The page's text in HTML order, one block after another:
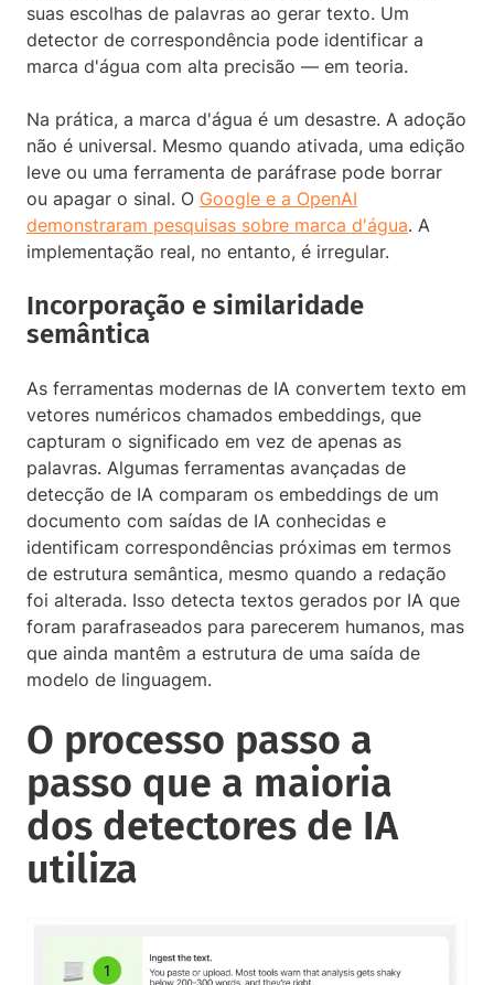
suas escolhas de palavras ao gerar texto. Um
detector de correspondência pode identificar a
marca d'água com alta precisão — em teoria.
Na prática, a marca d'água é um desastre. A adoção
não é universal. Mesmo quando ativada, uma edição
leve ou uma ferramenta de paráfrase pode borrar
ou apagar o sinal. O Google e a OpenAI
demonstraram pesquisas sobre marca d'água. A
implementação real, no entanto, é irregular.
Incorporação e similaridade
semântica
As ferramentas modernas de IA convertem texto em
vetores numéricos chamados embeddings, que
capturam o significado em vez de apenas as
palavras. Algumas ferramentas avançadas de
detecção de IA comparam os embeddings de um
documento com saídas de IA conhecidas e
identificam correspondências próximas em termos
de estrutura semântica, mesmo quando a redação
foi alterada. Isso detecta textos gerados por IA que
foram parafraseados para parecerem humanos, mas
que ainda mantêm a estrutura de uma saída de
modelo de linguagem.
O processo passo a
passo que a maioria
dos detectores de IA
utiliza